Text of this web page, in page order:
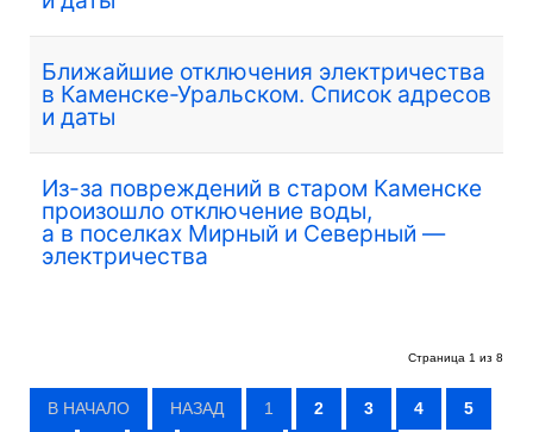
Ближайшие отключения электричества
в Каменске-Уральском. Список адресов
и даты
Из-за повреждений в старом Каменске
произошло отключение воды,
а в поселках Мирный и Северный —
электричества
Страница 1 из 8
В НАЧАЛО НАЗАД 1 2 3 4 5